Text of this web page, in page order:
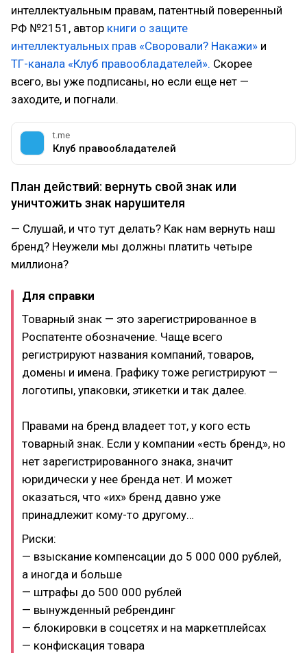
интеллектуальным правам, патентный поверенный
РФ №2151, автор книги о защите
интеллектуальных прав «Своровали? Накажи» и
ТГ-канала «Клуб правообладателей». Скорее
всего, вы уже подписаны, но если еще нет —
заходите, и погнали.
t.me
Клуб правообладателей
План действий: вернуть свой знак или
уничтожить знак нарушителя
— Слушай, и что тут делать? Как нам вернуть наш
бренд? Неужели мы должны платить четыре
миллиона?
Для справки
Товарный знак — это зарегистрированное в
Роспатенте обозначение. Чаще всего
регистрируют названия компаний, товаров,
домены и имена. Графику тоже регистрируют —
логотипы, упаковки, этикетки и так далее.
Правами на бренд владеет тот, у кого есть
товарный знак. Если у компании «есть бренд», но
нет зарегистрированного знака, значит
юридически у нее бренда нет. И может
оказаться, что «их» бренд давно уже
принадлежит кому-то другому…
Риски:
— взыскание компенсации до 5 000 000 рублей,
а иногда и больше
— штрафы до 500 000 рублей
— вынужденный ребрендинг
— блокировки в соцсетях и на маркетплейсах
— конфискация товара